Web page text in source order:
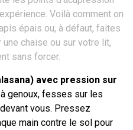
Voilà comment on
épais ou, à défaut, faites
chaise ou sur votre lit,
sans forcer.
avec pression sur
genoux, fesses sur les
vous. Pressez
main contre le sol pour